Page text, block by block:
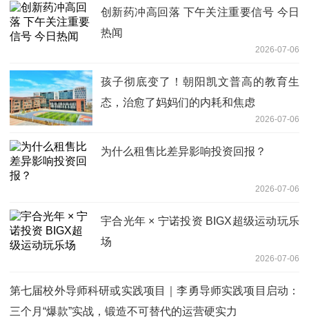
创新药冲高回落 下午关注重要信号 今日
热闻
2026-07-06
孩子彻底变了！朝阳凯文普高的教育生
态，治愈了妈妈们的内耗和焦虑
2026-07-06
为什么租售比差异影响投资回报？
2026-07-06
宇合光年 × 宁诺投资 BIGX超级运动玩乐
场
2026-07-06
第七届校外导师科研或实践项目｜李勇导师实践项目启动：
三个月“爆款”实战，锻造不可替代的运营硬实力